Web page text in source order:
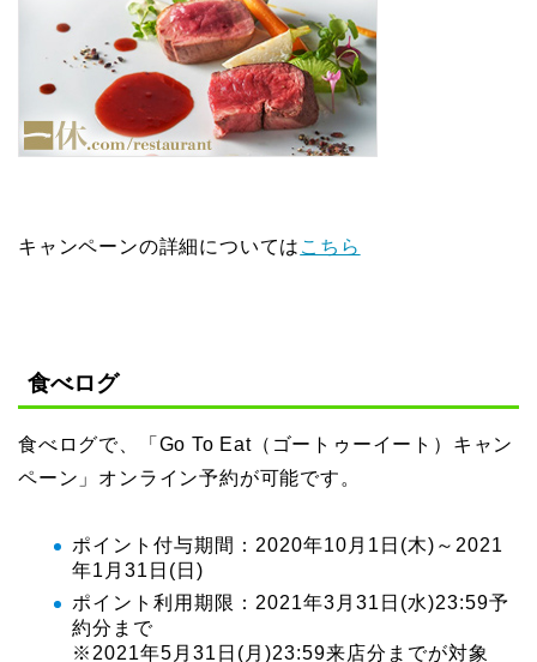
キャンペーンの詳細については こちら
食べログ
食べログで、「Go To Eat（ゴートゥーイート）キャン
ペーン」オンライン予約が可能です。
ポイント付与期間：2020年10月1日(木)～2021
年1月31日(日)
ポイント利用期限：2021年3月31日(水)23:59予
約分まで
※2021年5月31日(月)23:59来店分までが対象